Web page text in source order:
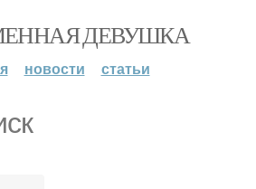
ДЕВУШКА
новости статьи